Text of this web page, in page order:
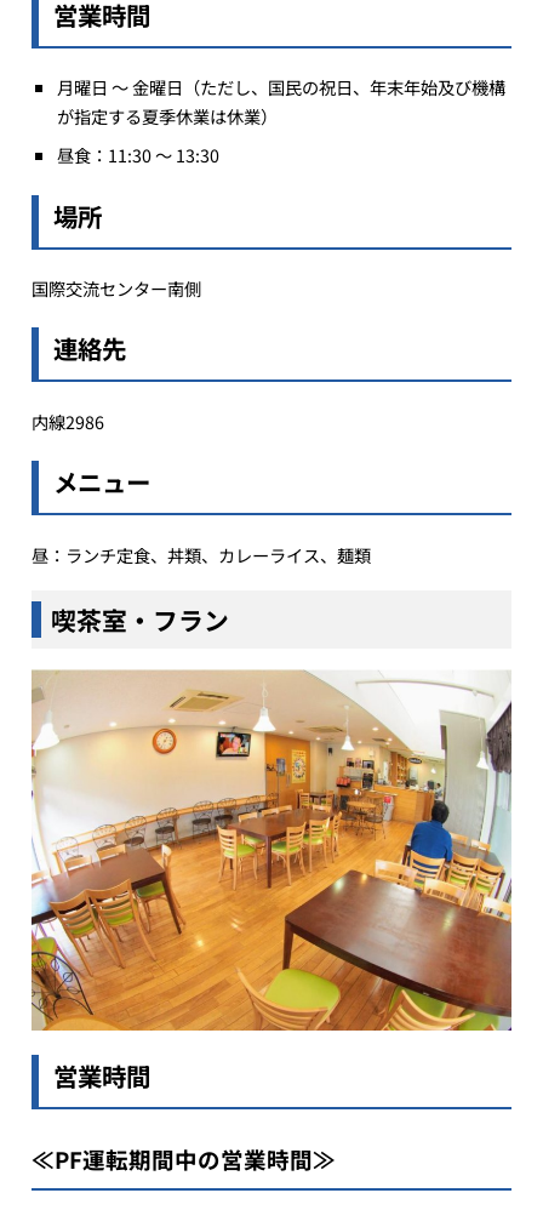
営業時間
月曜日 ～ 金曜日（ただし、国民の祝日、年末年始及び機構
が指定する夏季休業は休業）
昼食：11:30 ～ 13:30
場所
国際交流センター南側
連絡先
内線2986
メニュー
昼：ランチ定食、丼類、カレーライス、麺類
喫茶室・フラン
営業時間
≪PF運転期間中の営業時間≫